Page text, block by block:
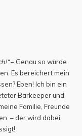
– Genau so würde
Es bereichert mein
Eben! Ich bin ein
Barkeeper und
Familie, Freunde
– der wird dabei